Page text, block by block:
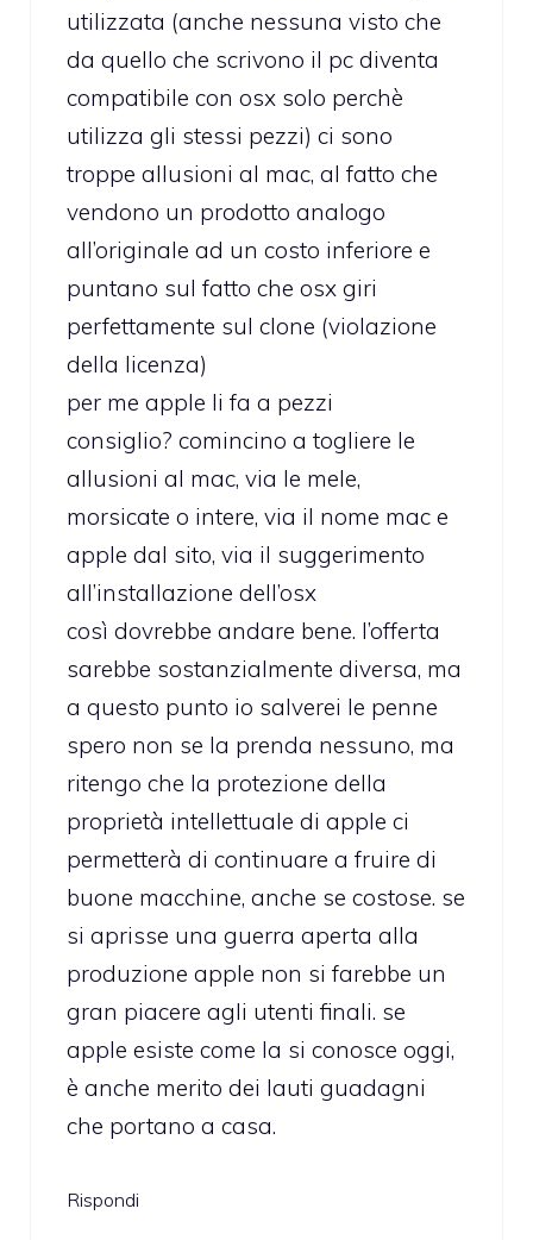
utilizzata (anche nessuna visto che
da quello che scrivono il pc diventa
compatibile con osx solo perchè
utilizza gli stessi pezzi) ci sono
troppe allusioni al mac, al fatto che
vendono un prodotto analogo
all’originale ad un costo inferiore e
puntano sul fatto che osx giri
perfettamente sul clone (violazione
della licenza)
per me apple li fa a pezzi
consiglio? comincino a togliere le
allusioni al mac, via le mele,
morsicate o intere, via il nome mac e
apple dal sito, via il suggerimento
all’installazione dell’osx
così dovrebbe andare bene. l’offerta
sarebbe sostanzialmente diversa, ma
a questo punto io salverei le penne
spero non se la prenda nessuno, ma
ritengo che la protezione della
proprietà intellettuale di apple ci
permetterà di continuare a fruire di
buone macchine, anche se costose. se
si aprisse una guerra aperta alla
produzione apple non si farebbe un
gran piacere agli utenti finali. se
apple esiste come la si conosce oggi,
è anche merito dei lauti guadagni
che portano a casa.
Rispondi